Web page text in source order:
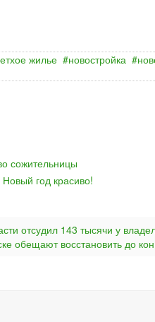
жилье новостройка
сожительницы
год красиво!
отсудил 143 тысячи у
обещают восстановить до